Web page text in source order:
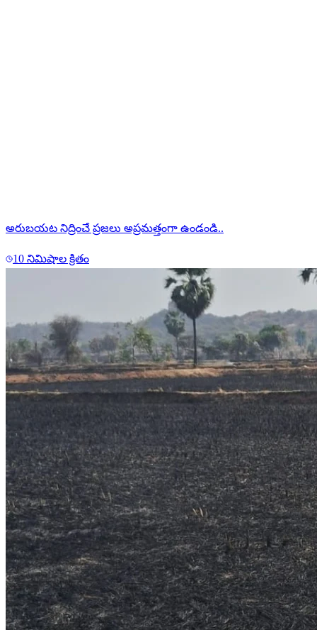
అరుబయట నిద్రించే ప్రజలు అప్రమత్తంగా ఉండండి..
10 నిమిషాల క్రితం